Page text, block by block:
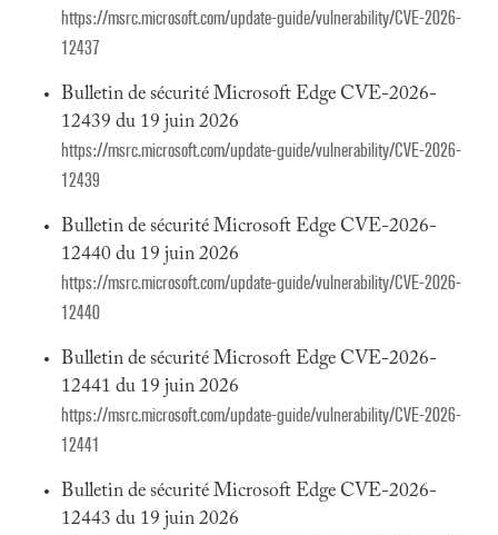
https://msrc.microsoft.com/update-guide/vulnerability/CVE-2026-
12437
Bulletin de sécurité Microsoft Edge CVE-2026-
12439 du 19 juin 2026
https://msrc.microsoft.com/update-guide/vulnerability/CVE-2026-
12439
Bulletin de sécurité Microsoft Edge CVE-2026-
12440 du 19 juin 2026
https://msrc.microsoft.com/update-guide/vulnerability/CVE-2026-
12440
Bulletin de sécurité Microsoft Edge CVE-2026-
12441 du 19 juin 2026
https://msrc.microsoft.com/update-guide/vulnerability/CVE-2026-
12441
Bulletin de sécurité Microsoft Edge CVE-2026-
12443 du 19 juin 2026